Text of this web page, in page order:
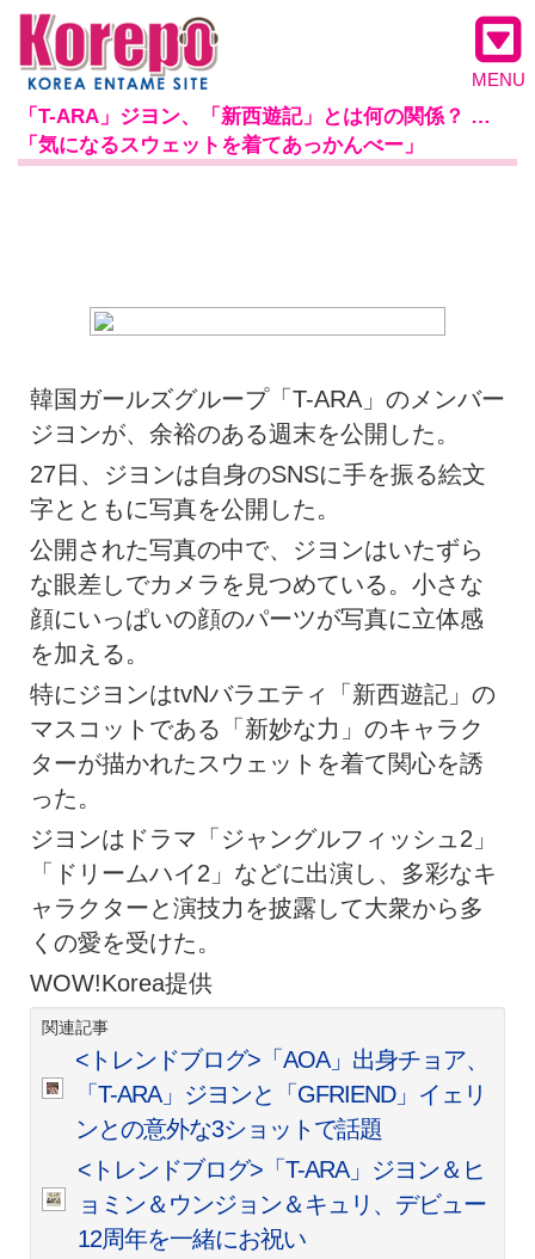
MENU
「T-ARA」ジヨン、「新西遊記」とは何の関係？ …
「気になるスウェットを着てあっかんべー」
韓国ガールズグループ「T-ARA」のメンバー
ジヨンが、余裕のある週末を公開した。
27日、ジヨンは自身のSNSに手を振る絵文
字とともに写真を公開した。
公開された写真の中で、ジヨンはいたずら
な眼差しでカメラを見つめている。小さな
顔にいっぱいの顔のパーツが写真に立体感
を加える。
特にジヨンはtvNバラエティ「新西遊記」の
マスコットである「新妙な力」のキャラク
ターが描かれたスウェットを着て関心を誘
った。
ジヨンはドラマ「ジャングルフィッシュ2」
「ドリームハイ2」などに出演し、多彩なキ
ャラクターと演技力を披露して大衆から多
くの愛を受けた。
WOW!Korea提供
関連記事
<トレンドブログ>「AOA」出身チョア、
「T-ARA」ジヨンと「GFRIEND」イェリ
ンとの意外な3ショットで話題
<トレンドブログ>「T-ARA」ジヨン＆ヒ
ョミン＆ウンジョン＆キュリ、デビュー
12周年を一緒にお祝い